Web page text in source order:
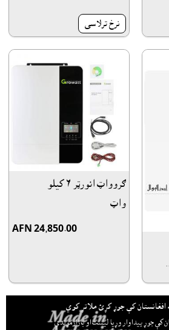
نرخ ترلاسى
ګروواټ انورټر ٦ کيلو
واټ
AFN 24,850.00
افغانستان کې جوړ کړئ ملاتړ کوي
کې جوړ پيداوار وړيا ليست او بازارموندې